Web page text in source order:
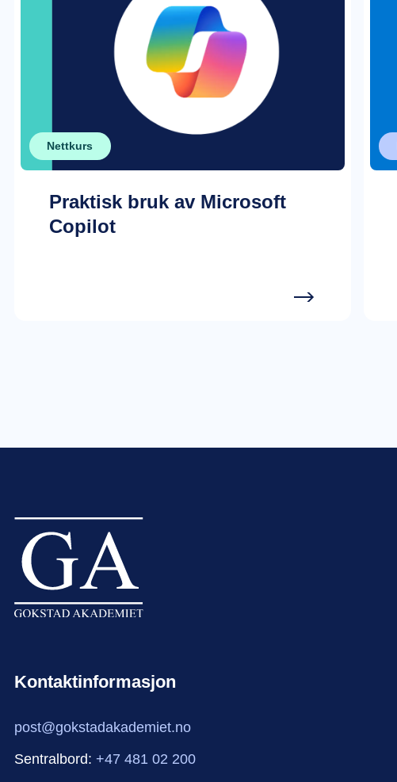
Nettkurs
Praktisk bruk av Microsoft
Copilot
Kontaktinformasjon
post@gokstadakademiet.no
Sentralbord: +47 481 02 200